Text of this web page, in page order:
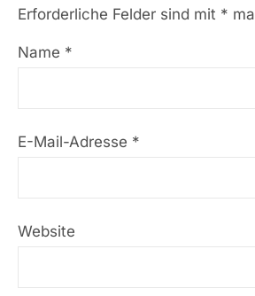
Erforderliche Felder sind mit *
Name *
E-Mail-Adresse *
Website